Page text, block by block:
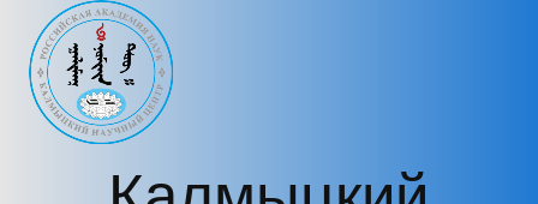
Перейти к основному содержанию